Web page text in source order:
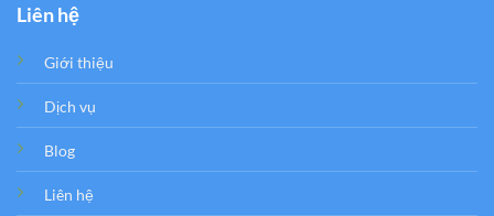
Liên hệ
Giới thiệu
Dịch vụ
Blog
Liên hệ